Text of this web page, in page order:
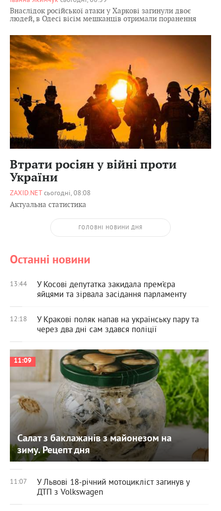
Внаслідок російської атаки у Харкові загинули двоє
людей, в Одесі вісім мешканців отримали поранення
Втрати росіян у війні проти
України
ZAXID.NET сьогодні, 08:08
Актуальна статистика
ГОЛОВНІ НОВИНИ ДНЯ
Останні новини
13:44
У Косові депутатка закидала прем’єра
яйцями та зірвала засідання парламенту
12:18
У Кракові поляк напав на українську пару та
через два дні сам здався поліції
11:09
Салат з баклажанів з майонезом на
зиму. Рецепт дня
11:07
У Львові 18-річний мотоцикліст загинув у
ДТП з Volkswagen